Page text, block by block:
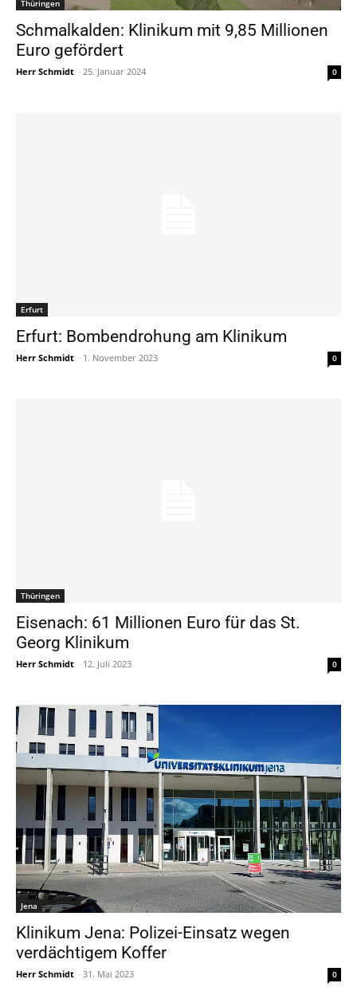
Thüringen
Schmalkalden: Klinikum mit 9,85 Millionen
Euro gefördert
Herr Schmidt - 25. Januar 2024 0
Erfurt
Erfurt: Bombendrohung am Klinikum
Herr Schmidt - 1. November 2023 0
Thüringen
Eisenach: 61 Millionen Euro für das St.
Georg Klinikum
Herr Schmidt - 12. Juli 2023 0
Jena
Klinikum Jena: Polizei-Einsatz wegen
verdächtigem Koffer
Herr Schmidt - 31. Mai 2023 0